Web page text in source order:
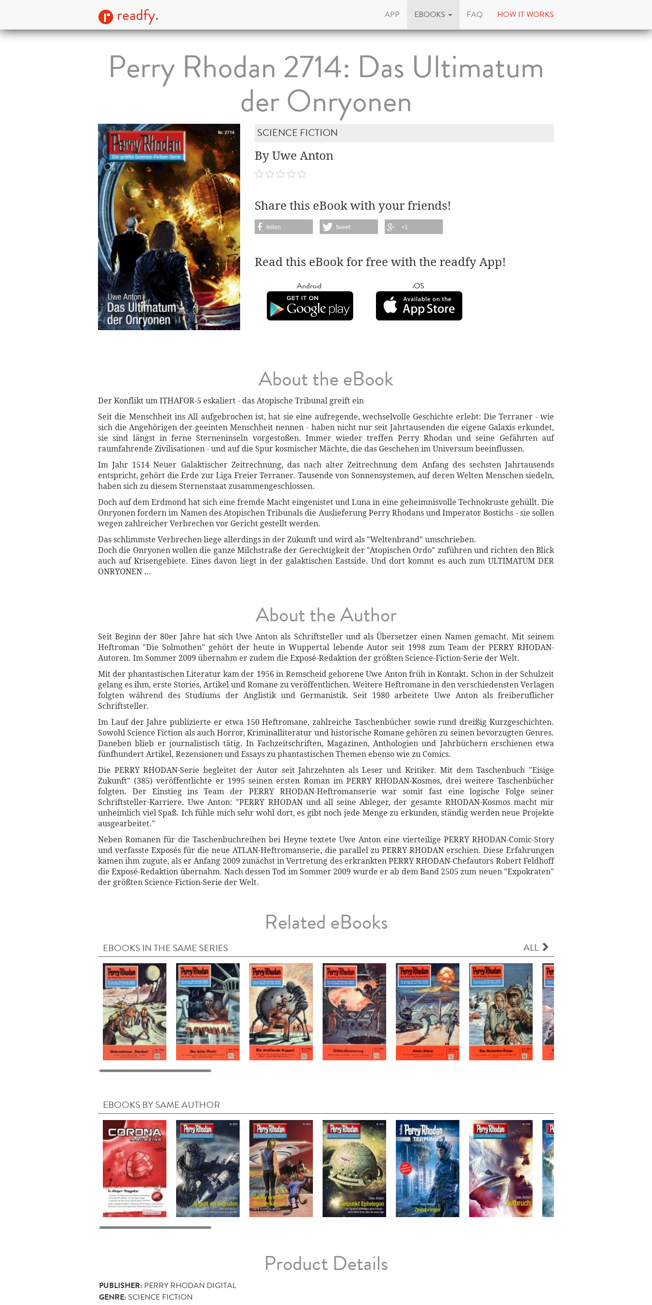
readfy. APP EBOOKS FAQ HOW IT WORKS
Perry Rhodan 2714: Das Ultimatum
der Onryonen
SCIENCE FICTION
By Uwe Anton
Share this eBook with your friends!
teilen tweet +1
Read this eBook for free with the readfy App!
Android iOS
About the eBook
Der Konflikt um ITHAFOR-5 eskaliert - das Atopische Tribunal greift ein
Seit die Menschheit ins All aufgebrochen ist, hat sie eine aufregende, wechselvolle Geschichte erlebt: Die Terraner - wie
sich die Angehörigen der geeinten Menschheit nennen - haben nicht nur seit Jahrtausenden die eigene Galaxis erkundet,
sie sind längst in ferne Sterneninseln vorgestoßen. Immer wieder treffen Perry Rhodan und seine Gefährten auf
raumfahrende Zivilisationen - und auf die Spur kosmischer Mächte, die das Geschehen im Universum beeinflussen.
Im Jahr 1514 Neuer Galaktischer Zeitrechnung, das nach alter Zeitrechnung dem Anfang des sechsten Jahrtausends
entspricht, gehört die Erde zur Liga Freier Terraner. Tausende von Sonnensystemen, auf deren Welten Menschen siedeln,
haben sich zu diesem Sternenstaat zusammengeschlossen.
Doch auf dem Erdmond hat sich eine fremde Macht eingenistet und Luna in eine geheimnisvolle Technokruste gehüllt. Die
Onryonen fordern im Namen des Atopischen Tribunals die Auslieferung Perry Rhodans und Imperator Bostichs - sie sollen
wegen zahlreicher Verbrechen vor Gericht gestellt werden.
Das schlimmste Verbrechen liege allerdings in der Zukunft und wird als "Weltenbrand" umschrieben.
Doch die Onryonen wollen die ganze Milchstraße der Gerechtigkeit der "Atopischen Ordo" zuführen und richten den Blick
auch auf Krisengebiete. Eines davon liegt in der galaktischen Eastside. Und dort kommt es auch zum ULTIMATUM DER
ONRYONEN ...
About the Author
Seit Beginn der 80er Jahre hat sich Uwe Anton als Schriftsteller und als Übersetzer einen Namen gemacht. Mit seinem
Heftroman "Die Solmothen" gehört der heute in Wuppertal lebende Autor seit 1998 zum Team der PERRY RHODAN-
Autoren. Im Sommer 2009 übernahm er zudem die Exposé-Redaktion der größten Science-Fiction-Serie der Welt.
Mit der phantastischen Literatur kam der 1956 in Remscheid geborene Uwe Anton früh in Kontakt. Schon in der Schulzeit
gelang es ihm, erste Stories, Artikel und Romane zu veröffentlichen. Weitere Heftromane in den verschiedensten Verlagen
folgten während des Studiums der Anglistik und Germanistik. Seit 1980 arbeitete Uwe Anton als freiberuflicher
Schriftsteller.
Im Lauf der Jahre publizierte er etwa 150 Heftromane, zahlreiche Taschenbücher sowie rund dreißig Kurzgeschichten.
Sowohl Science Fiction als auch Horror, Kriminalliteratur und historische Romane gehören zu seinen bevorzugten Genres.
Daneben blieb er journalistisch tätig. In Fachzeitschriften, Magazinen, Anthologien und Jahrbüchern erschienen etwa
fünfhundert Artikel, Rezensionen und Essays zu phantastischen Themen ebenso wie zu Comics.
Die PERRY RHODAN-Serie begleitet der Autor seit Jahrzehnten als Leser und Kritiker. Mit dem Taschenbuch "Eisige
Zukunft" (385) veröffentlichte er 1995 seinen ersten Roman im PERRY RHODAN-Kosmos, drei weitere Taschenbücher
folgten. Der Einstieg ins Team der PERRY RHODAN-Heftromanserie war somit fast eine logische Folge seiner
Schriftsteller-Karriere. Uwe Anton: "PERRY RHODAN und all seine Ableger, der gesamte RHODAN-Kosmos macht mir
unheimlich viel Spaß. Ich fühle mich sehr wohl dort, es gibt noch jede Menge zu erkunden, ständig werden neue Projekte
ausgearbeitet."
Neben Romanen für die Taschenbuchreihen bei Heyne textete Uwe Anton eine vierteilige PERRY RHODAN-Comic-Story
und verfasste Exposés für die neue ATLAN-Heftromanserie, die parallel zu PERRY RHODAN erschien. Diese Erfahrungen
kamen ihm zugute, als er Anfang 2009 zunächst in Vertretung des erkrankten PERRY RHODAN-Chefautors Robert Feldhoff
die Exposé-Redaktion übernahm. Nach dessen Tod im Sommer 2009 wurde er ab dem Band 2505 zum neuen "Expokraten"
der größten Science-Fiction-Serie der Welt.
Related eBooks
EBOOKS IN THE SAME SERIES ALL
EBOOKS BY SAME AUTHOR
Product Details
PUBLISHER: PERRY RHODAN DIGITAL
GENRE: SCIENCE FICTION